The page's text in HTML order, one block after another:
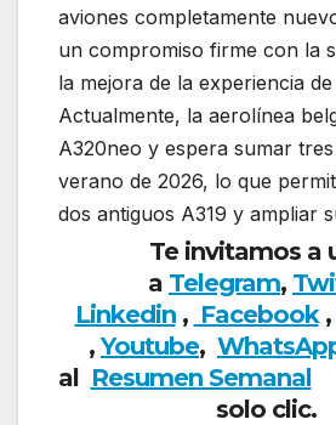
aviones completamente
un compromiso firme con la
la mejora de la experiencia
Actualmente, la aerolínea
A320neo y espera sumar
verano de 2026, lo que
dos antiguos A319 y ampliar
Te invitamos a
a Telegram,
Linkedin, Facebook,
,Youtube,
al Resumen Semanal
solo clic.